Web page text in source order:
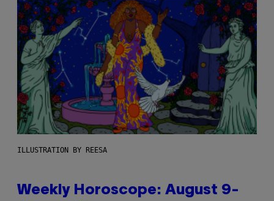
ILLUSTRATION BY REESA
Weekly Horoscope: August 9-